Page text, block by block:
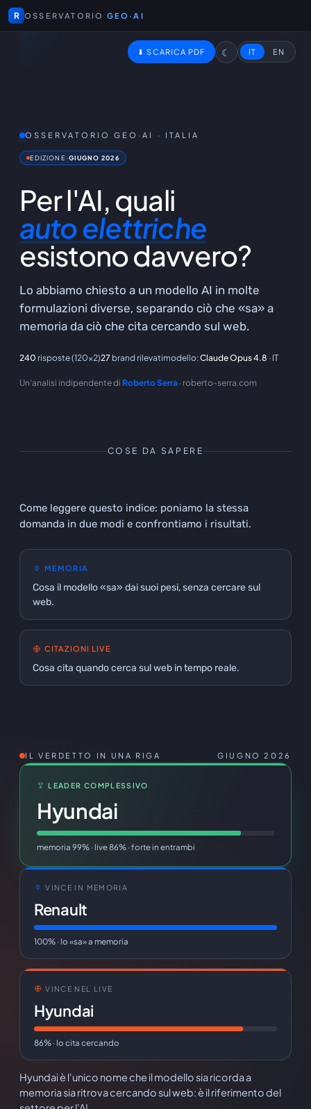
R OSSERVATORIO GEO·AI
⬇ SCARICA PDF ☾ IT EN
OSSERVATORIO GEO·AI · ITALIA
EDIZIONE ·GIUGNO 2026
Per l'AI, quali
auto elettriche
esistono davvero?
Lo abbiamo chiesto a un modello AI in molte
formulazioni diverse, separando ciò che «sa» a
memoria da ciò che cita cercando sul web.
240 risposte(120×2)27 brand rilevatimodello:Claude Opus 4.8 · IT
Un'analisi indipendente di Roberto Serra · roberto-serra.com
COSE DA SAPERE
Come leggere questo indice: poniamo la stessa
domanda in due modi e confrontiamo i risultati.
MEMORIA
Cosa il modello «sa» dai suoi pesi, senza cercare sul
web.
CITAZIONI LIVE
Cosa cita quando cerca sul web in tempo reale.
IL VERDETTO IN UNA RIGA GIUGNO 2026
LEADER COMPLESSIVO
Hyundai
memoria 99% · live 86% · forte in entrambi
VINCE IN MEMORIA
Renault
100% · lo «sa» a memoria
VINCE NEL LIVE
Hyundai
86% · lo cita cercando
Hyundai è l'unico nome che il modello sia ricorda a
memoria sia ritrova cercando sul web: è il riferimento del